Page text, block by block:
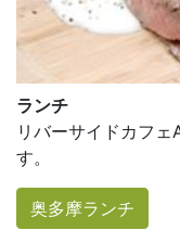
ランチ
リバーサイドカフェ
す。
奥多摩ランチ